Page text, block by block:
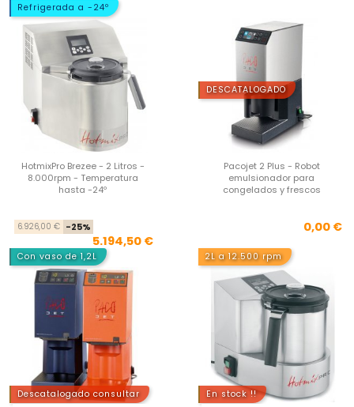
Refrigerada a -24º
HotmixPro Brezee - 2 Litros -
8.000rpm - Temperatura
hasta -24º
6.926,00 € -25%
5.194,50 €
DESCATALOGADO
Pacojet 2 Plus - Robot
emulsionador para
congelados y frescos
0,00 €
Con vaso de 1,2L
Descatalogado consultar
2L a 12.500 rpm
En stock !!